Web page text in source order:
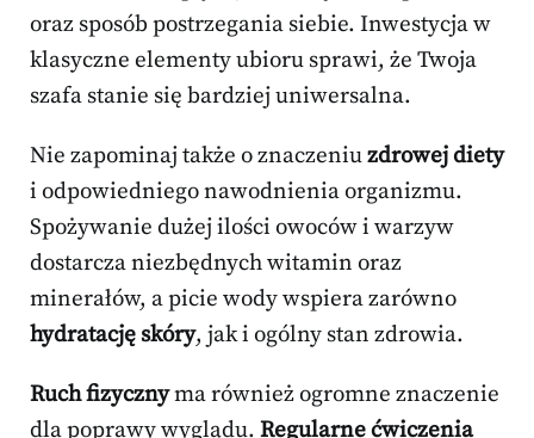
oraz sposób postrzegania siebie. Inwestycja w
klasyczne elementy ubioru sprawi, że Twoja
szafa stanie się bardziej uniwersalna.
Nie zapominaj także o znaczeniuzdrowej diety
i odpowiedniego nawodnienia organizmu.
Spożywanie dużej ilości owoców i warzyw
dostarcza niezbędnych witamin oraz
minerałów, a picie wody wspiera zarówno
hydratację skóry, jak i ogólny stan zdrowia.
Ruch fizycznyma również ogromne znaczenie
dla poprawy wyglądu. Regularne ćwiczenia